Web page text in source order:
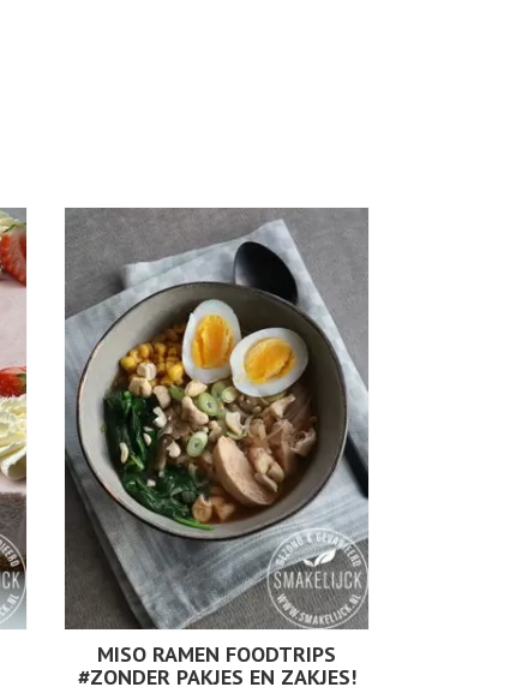
MISO RAMEN FOODTRIPS
#ZONDER PAKJES EN ZAKJES!